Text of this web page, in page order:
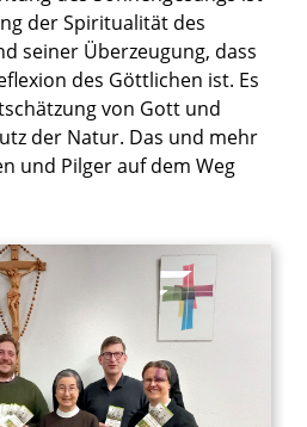
der Spiritualität des
seiner Überzeugung, dass
des Göttlichen ist. Es
von Gott und
der Natur. Das und mehr
und Pilger auf dem Weg